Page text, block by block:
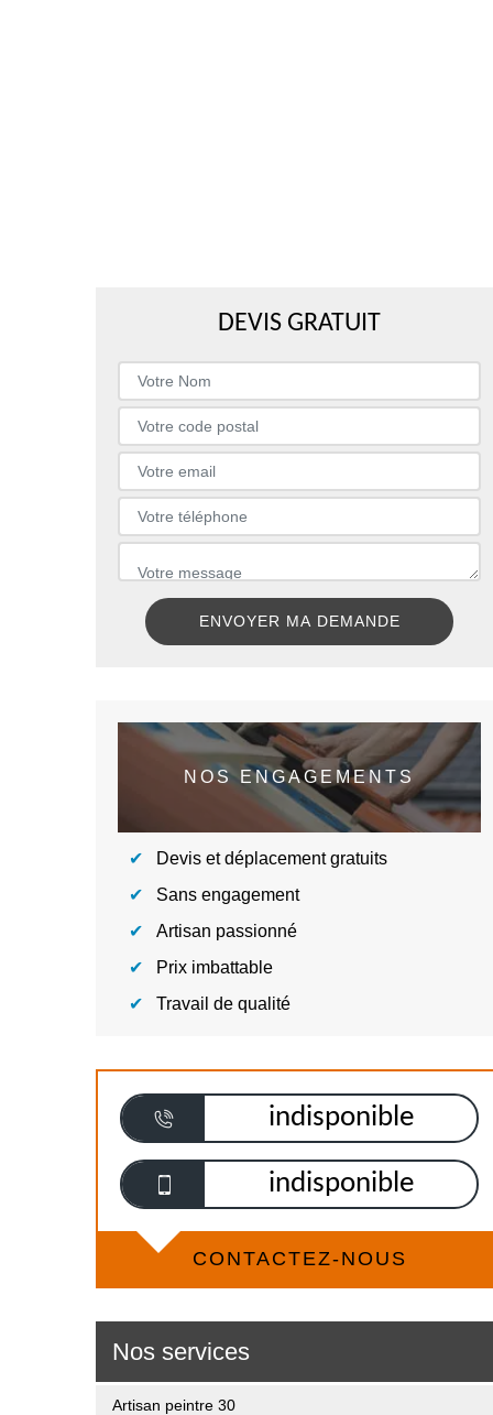
DEVIS GRATUIT
NOS ENGAGEMENTS
Devis et déplacement gratuits
Sans engagement
Artisan passionné
Prix imbattable
Travail de qualité
indisponible
indisponible
CONTACTEZ-NOUS
Nos services
Artisan peintre 30